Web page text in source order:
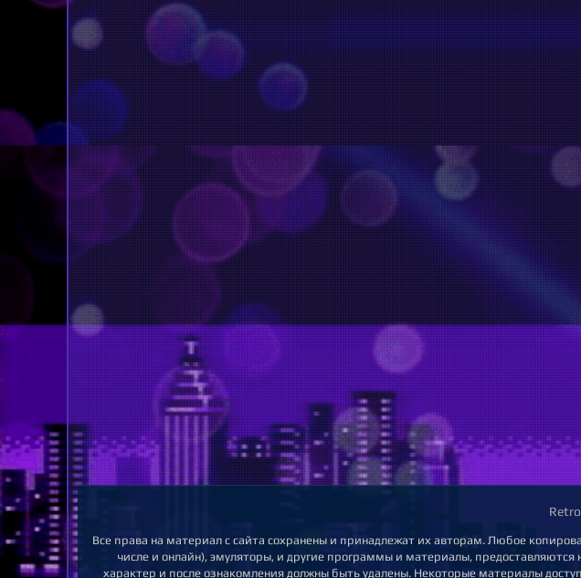
Все права на материал с сайта сохранены и принадлежат их авторам. Любое
числе и онлайн), эмуляторы, и другие программы и материалы, предоставляются
характер и после ознакомления должны быть удалены. Некоторые материалы